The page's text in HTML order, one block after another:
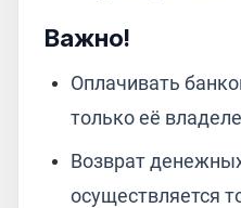
Важно!
Оплачивать
только её
Возврат
осуществляется